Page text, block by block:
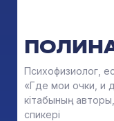
Психофизиолог,
«Где мои очки, и
кітабының
спикері